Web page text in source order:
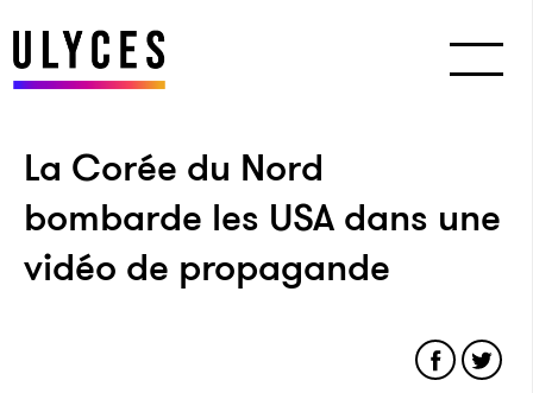
La Corée du Nord
bombarde les USA dans une
vidéo de propagande